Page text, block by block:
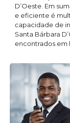
D’Oeste. Em
e eficiente é
capacidade de
Santa Bárbara
encontrados em